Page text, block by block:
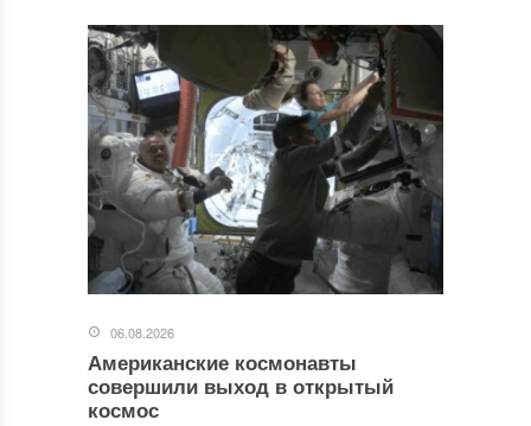
06.08.2026
Американские космонавты
совершили выход в открытый
космос